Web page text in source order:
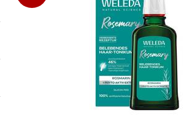
Sale
Körperpflege & Kosmetik
Physiogel